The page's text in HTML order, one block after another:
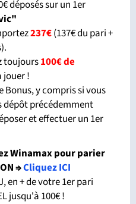
déposés sur un 1er
237€(137€ du pari +
toujours100€ de
jouer !
Bonus, y compris si vous
dépôt précédemment
et effectuer un 1er
Winamax pour parier
⇒Cliquez ICI
en + de votre 1er pari
jusqu'à 100€ !